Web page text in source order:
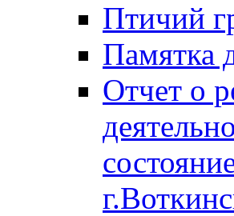
Птичий
Памятка
Отчет о